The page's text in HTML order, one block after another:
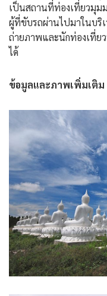
เป็นสถานที่ท่องเที่ยวมุม
ผู้ที่ขับรถผ่านไปมาในบริ
ถ่ายภาพและนักท่องเที่ย
ได้
ข้อมูลและภาพเพิ่มเติม